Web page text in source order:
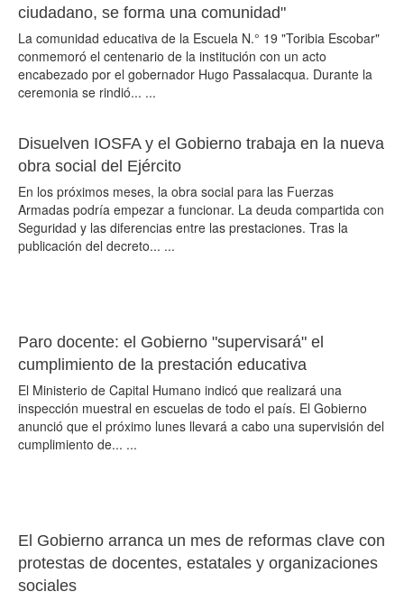
ciudadano, se forma una comunidad"
La comunidad educativa de la Escuela N.° 19 "Toribia Escobar"
conmemoró el centenario de la institución con un acto
encabezado por el gobernador Hugo Passalacqua. Durante la
ceremonia se rindió... ...
Disuelven IOSFA y el Gobierno trabaja en la nueva
obra social del Ejército
En los próximos meses, la obra social para las Fuerzas
Armadas podría empezar a funcionar. La deuda compartida con
Seguridad y las diferencias entre las prestaciones. Tras la
publicación del decreto... ...
Paro docente: el Gobierno "supervisará" el
cumplimiento de la prestación educativa
El Ministerio de Capital Humano indicó que realizará una
inspección muestral en escuelas de todo el país. El Gobierno
anunció que el próximo lunes llevará a cabo una supervisión del
cumplimiento de... ...
El Gobierno arranca un mes de reformas clave con
protestas de docentes, estatales y organizaciones
sociales